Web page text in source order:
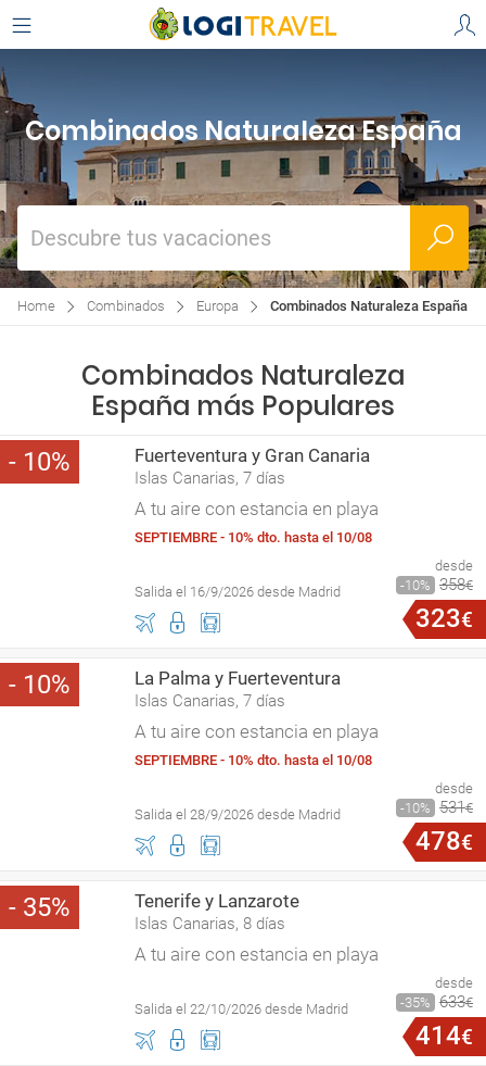
Combinados Naturaleza España
Descubre tus vacaciones
Home Combinados Europa Combinados Naturaleza España
Combinados Naturaleza
España más Populares
10 Fuerteventura y Gran Canaria
Islas Canarias, 7 días
A tu aire con estancia en playa
SEPTIEMBRE - 10% dto. hasta el 10/08
Salida el 16/9/2026 desde Madrid
desde
10
358€
323€
10 La Palma y Fuerteventura
Islas Canarias, 7 días
A tu aire con estancia en playa
SEPTIEMBRE - 10% dto. hasta el 10/08
Salida el 28/9/2026 desde Madrid
desde
10
531€
478€
35 Tenerife y Lanzarote
Islas Canarias, 8 días
A tu aire con estancia en playa
Salida el 22/10/2026 desde Madrid
desde
35
633€
414€